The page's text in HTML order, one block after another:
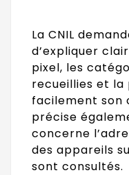
La CNIL
d’expliquer
pixel, les
recueillies et
facilement son
précise
concerne
des appareils
sont consultés.